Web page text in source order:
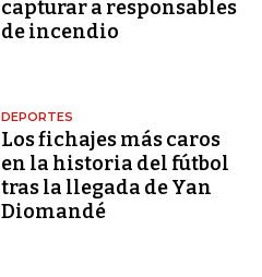
capturar a responsables
de incendio
DEPORTES
Los fichajes más caros
en la historia del fútbol
tras la llegada de Yan
Diomandé